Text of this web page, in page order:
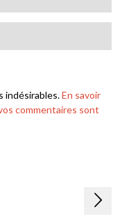
indésirables.En savoir
commentaires sont